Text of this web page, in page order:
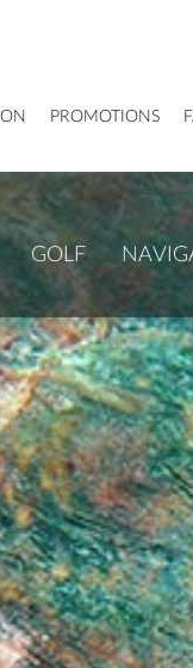
PROMOTIONS
GOLF